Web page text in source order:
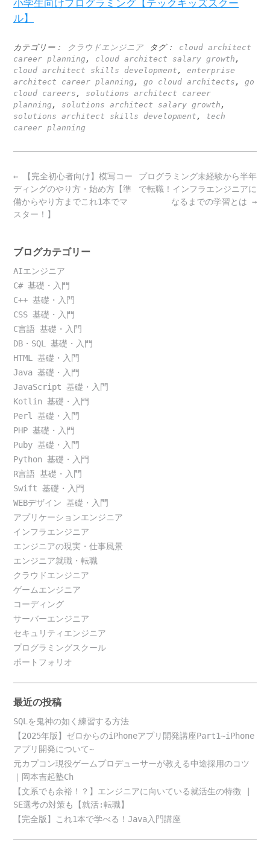
小学生向けプログラミング【テックキッズスクー
ル】
カテゴリー： クラウドエンジニア タグ： cloud architect
career planning , cloud architect salary growth ,
cloud architect skills development , enterprise
architect career planning , go cloud architects , go
cloud careers , solutions architect career
planning , solutions architect salary growth ,
solutions architect skills development , tech
career planning
Post
navigation
プログラミング未経験から半年
で転職！インフラエンジニアに
なるまでの学習とは →
← 【完全初心者向け】模写コー
ディングのやり方・始め方【準
備からやり方までこれ1本でマ
スター！】
ブログカテゴリー
AIエンジニア
C# 基礎・入門
C++ 基礎・入門
CSS 基礎・入門
C言語 基礎・入門
DB・SQL 基礎・入門
HTML 基礎・入門
Java 基礎・入門
JavaScript 基礎・入門
Kotlin 基礎・入門
Perl 基礎・入門
PHP 基礎・入門
Puby 基礎・入門
Python 基礎・入門
R言語 基礎・入門
Swift 基礎・入門
WEBデザイン 基礎・入門
アプリケーションエンジニア
インフラエンジニア
エンジニアの現実・仕事風景
エンジニア就職・転職
クラウドエンジニア
ゲームエンジニア
コーディング
サーバーエンジニア
セキュリティエンジニア
プログラミングスクール
ポートフォリオ
最近の投稿
SQLを鬼神の如く練習する方法
【2025年版】ゼロからのiPhoneアプリ開発講座Part1~iPhone
アプリ開発について~
元カプコン現役ゲームプロデューサーが教える中途採用のコツ
｜岡本吉起塾Ch
【文系でも余裕！？】エンジニアに向いている就活生の特徴 |
SE選考の対策も【就活:転職】
【完全版】これ1本で学べる！Java入門講座